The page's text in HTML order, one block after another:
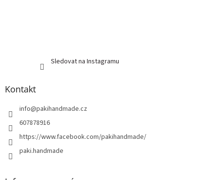
Sledovat na Instagramu
Kontakt
info@pakihandmade.cz
607878916
https://www.facebook.com/pakihandmade/
paki.handmade